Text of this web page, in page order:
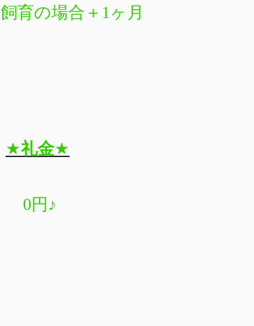
育の場合＋1ヶ月
★礼金★
0円♪